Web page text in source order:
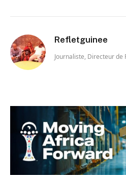
Refletguinee
Journaliste, Directeur